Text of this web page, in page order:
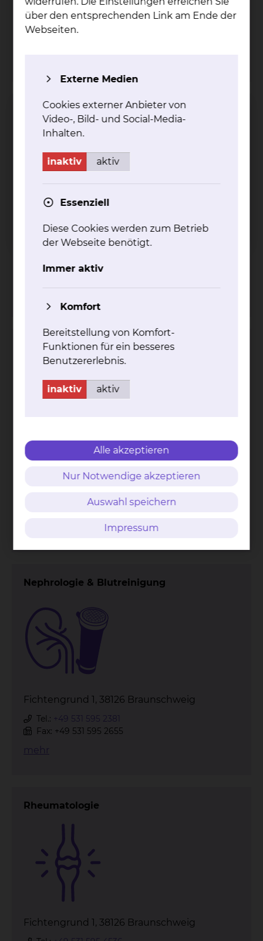
Fichtengrund 1, 38126 Braunschweig
Tel.:+49 531 595 2252
Hämatologie & Onkologie
Celler Straße 38, 38114 Braunschweig
Tel.:+49 531 595 3224
Per E-Mail kontaktieren
mehr
Geriatrie / Altersmedizin
Celler Straße 38, 38114 Braunschweig
Fax: +49 531 595 3499
Per E-Mail kontaktieren
Nephrologie & Blutreinigung
Fichtengrund 1, 38126 Braunschweig
Tel.: +49 531 595 2381
Fax: +49 531 595 2655
mehr
Rheumatologie
Fichtengrund 1, 38126 Braunschweig
über den entsprechenden Link am Ende der
Webseiten.
Externe Medien
Cookies externer Anbieter von
Video-, Bild- und Social-Media-
Inhalten.
inaktiv aktiv
Essenziell
Diese Cookies werden zum Betrieb
der Webseite benötigt.
Immer aktiv
Komfort
Bereitstellung von Komfort-
Funktionen für ein besseres
Benutzererlebnis.
inaktiv aktiv
Alle akzeptieren
Nur Notwendige akzeptieren
Auswahl speichern
Impressum